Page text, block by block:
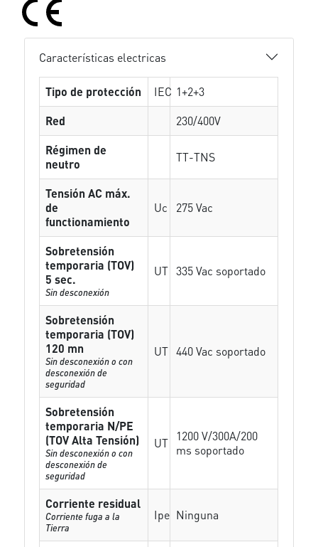
Características electricas
Tipo de protección IEC 1+2+3
Red
230/400V
Régimen de
neutro
TT-TNS
Tensión AC máx.
de
functionamiento
Uc 275 Vac
Sobretensión
temporaria (TOV)
5 sec.
Sin desconexión
UT 335 Vac soportado
Sobretensión
temporaria (TOV)
120 mn
Sin desconexión o con
desconexión de
seguridad
UT 440 Vac soportado
Sobretensión
temporaria N/PE
(TOV Alta Tensión)
Sin desconexión o con
desconexión de
seguridad
UT
1200 V/300A/200
ms soportado
Corriente residual
Corriente fuga a la
Tierra
Ipe Ninguna